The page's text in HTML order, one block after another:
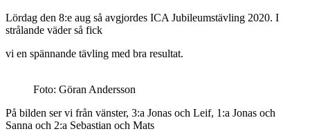
Lördag den 8:e aug så avgjordes ICA Jubileumstävling 2020. I
strålande väder så fick
vi en spännande tävling med bra resultat.
Foto: Göran Andersson
På bilden ser vi från vänster, 3:a Jonas och Leif, 1:a Jonas och
Sanna och 2:a Sebastian och Mats